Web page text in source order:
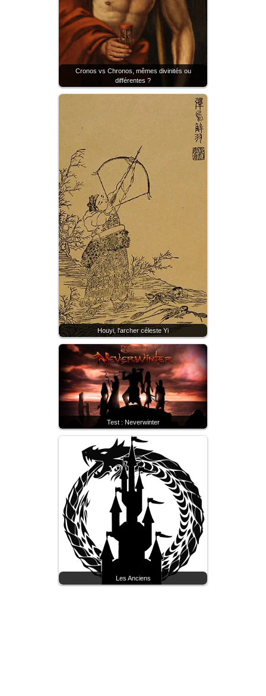
Cronos vs Chronos, mêmes divinités ou
différentes ?
Houyi, l'archer céleste Yi
Test : Neverwinter
Les Anciens